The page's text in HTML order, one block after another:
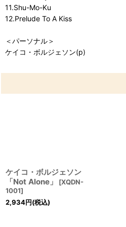
11.Shu-Mo-Ku
12.Prelude To A Kiss
＜パーソナル＞
ケイコ・ボルジェソン(p)
ケイコ・ボルジェソン
「Not Alone」
[XQDN-
1001]
2,934円(税込)